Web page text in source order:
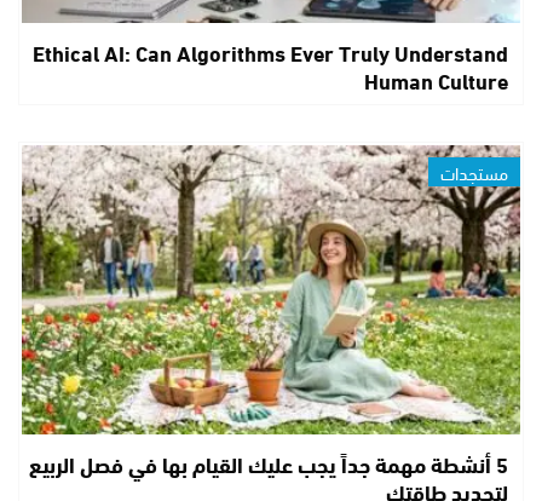
Ethical AI: Can Algorithms Ever Truly Understand
Human Culture
مستجدات
5 أنشطة مهمة جداً يجب عليك القيام بها في فصل الربيع
لتجديد طاقتك